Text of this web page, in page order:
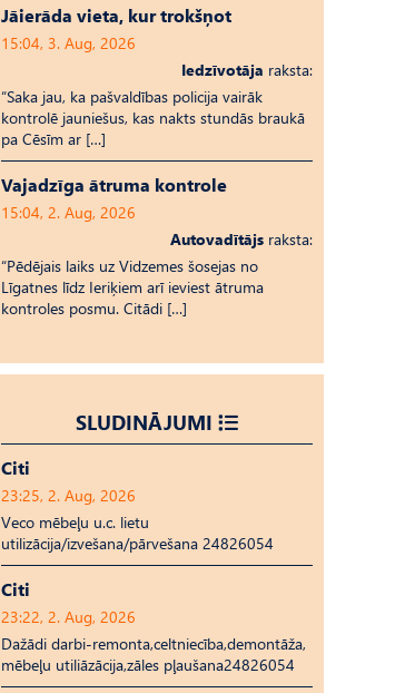
Jāierāda vieta, kur trokšņot
15:04, 3. Aug, 2026
Iedzīvotāja raksta:
“Saka jau, ka pašvaldības policija vairāk
kontrolē jauniešus, kas nakts stundās braukā
pa Cēsīm ar […]
Vajadzīga ātruma kontrole
15:04, 2. Aug, 2026
Autovadītājs raksta:
“Pēdējais laiks uz Vid­ze­mes šosejas no
Līgatnes līdz Ieriķiem arī ieviest ātruma
kontroles posmu. Citādi […]
SLUDINĀJUMI
Citi
23:25, 2. Aug, 2026
Veco mēbeļu u.c. lietu
utilizācija/izvešana/pārvešana 24826054
Citi
23:22, 2. Aug, 2026
Dažādi darbi-remonta,celtniecība,demontāža,
mēbeļu utiliāzācija,zāles pļaušana24826054